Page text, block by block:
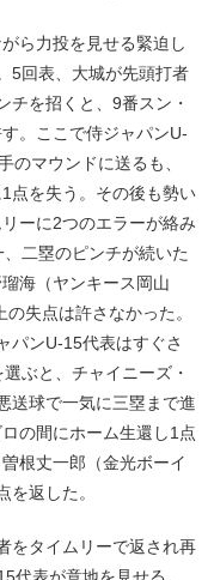
ら力投を見せる緊迫し
5回表、大城が先頭打者
チを招くと、9番スン・
。ここで侍ジャパンU-
のマウンドに送るも、
点を失う。その後も勢い
ーに2つのエラーが絡み
二塁のピンチが続いた
海（ヤンキース岡山
失点は許さなかった。
パンU-15代表はすぐさ
ぶと、チャイニーズ・
送球で一気に三塁まで進
の間にホーム生還し1点
根丈一郎（金光ボーイ
を返した。
をタイムリーで返され再
代表が意地を見せる。